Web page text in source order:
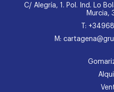
C/ Alegría, 1. Pol. Ind. Lo
Murcia,
T:
M: